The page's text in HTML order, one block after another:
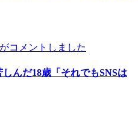
コメントしました
んだ18歳「それでもSNSは